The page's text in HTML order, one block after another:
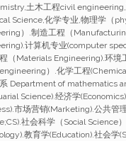
土木工程civil
Science,化学专业,物理学（
）.制造工程（
计算机专业(computer
（Materials Engineering).环
engineering）.化学工程
Department of mathematics
Science).经济学
市场营销(Marketing).公共管
社会科学（Social Science
教育学(Education).社会学